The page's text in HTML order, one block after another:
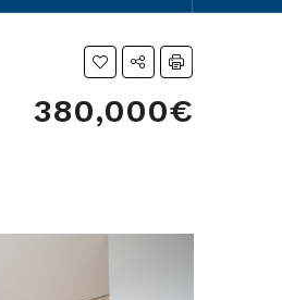
380,000€